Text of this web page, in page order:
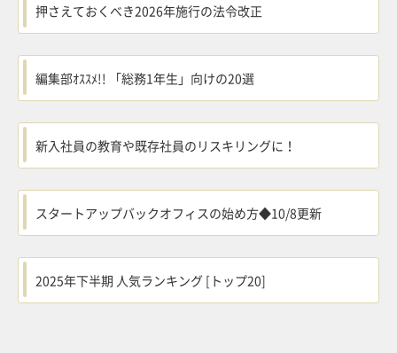
押さえておくべき2026年施行の法令改正
編集部ｵｽｽﾒ!! 「総務1年生」向けの20選
新入社員の教育や既存社員のリスキリングに！
スタートアップバックオフィスの始め方◆10/8更新
2025年下半期 人気ランキング [トップ20]